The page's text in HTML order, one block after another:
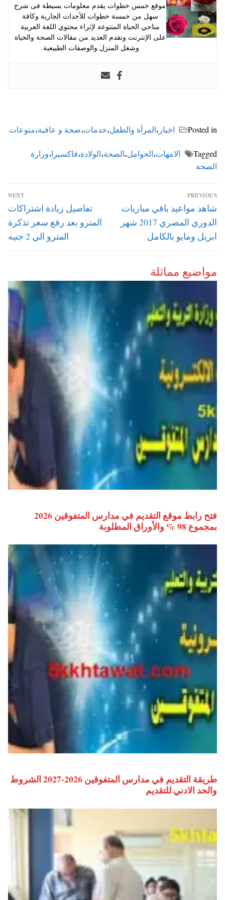
موقع خمس خطوات يقدم معلومات بسيطة فى شرح
سهل من خمسة خطوات للأحداث الجارية وكافة
مناحي الحياة المتنوعة لإثراء محتوي اللغة العربية
على الإنترنت وتقدم العديد من مقالات الصحة والحياة
وشغل المنزل والوصفات الطبيعية.
Posted in اخبار ،المرأة والطفل،خدمات،صحة و عافية،منوعات
Tagged الامهات،الحوامل،الصحة،الولادة،فاكسيرا،وزارة
الصحة
تصفّح
المقالات
PREVIOUS
Previous
post:
شاهد مواعيد باقي مباريات
الدوري المصري 2017 شهر
ابريل ومايو بالكامل
NEXT
Next
post:
تفاصيل زيادة اشتراكات
المترو بعد رفع سعر تذكرة
المترو الي 2 جنيه
مواضيع مماثلة
فتح رابط موقع التقديم في مدارس المتفوقين 2026
بمجموع 98 % والأوراق المطلوبة
طريقة التقديم في مدارس المتفوقين 2026-2027 الشروط
والحد الادني للتقديم